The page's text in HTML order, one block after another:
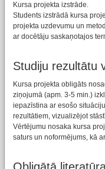
Kursa projekta izstrāde.
Students izstrādā kursa
projekta uzdevumu un
ar docētāju saskaņotajos
Studiju rezultātu
Kursa projekta obligāts
ziņojumā (apm. 3-5 min.)
iepazīstina ar esošo
rezultātiem, vizualizējot
Vērtējumu nosaka kursa
saturs un noformējums, kā